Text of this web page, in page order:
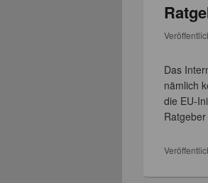
Das
nämlich
die EU-